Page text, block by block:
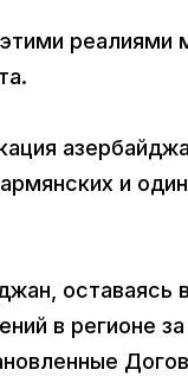
реалиями
и
оставаясь
в регионе